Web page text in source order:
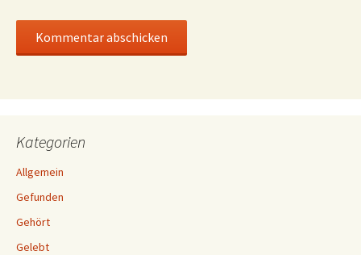
Kategorien
Allgemein
Gefunden
Gehört
Gelebt